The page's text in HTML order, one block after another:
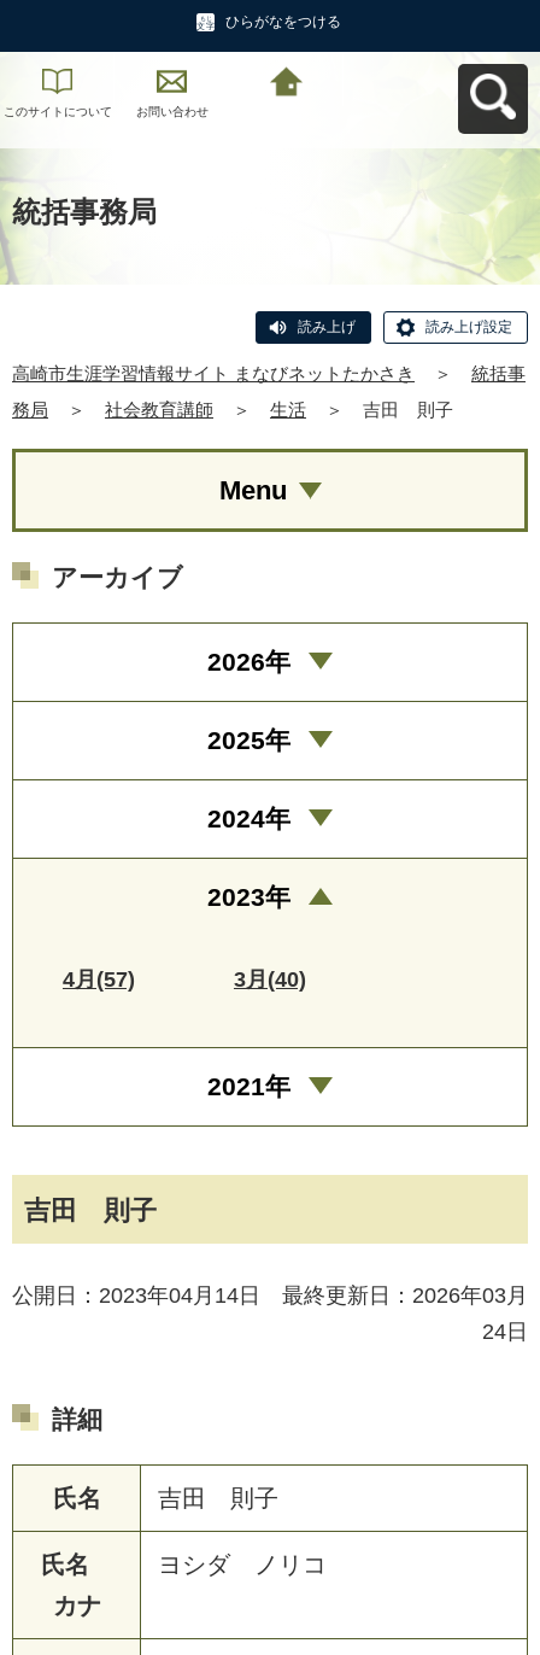
ひらがなをつける
このサイトについて お問い合わせ
統括事務局
読み上げ 読み上げ設定
高崎市生涯学習情報サイト まなびネットたかさき ＞
統括事
務局
＞ 社会教育講師 ＞ 生活 ＞ 吉田 則子
吉田 則子
公開日：2023年04月14日 最終更新日：2026年03月
24日
詳細
氏名 吉田 則子
氏名
カナ
ヨシダ ノリコ
Menu
アーカイブ
2026年
2025年
2024年
2023年
4月(57) 3月(40)
2021年